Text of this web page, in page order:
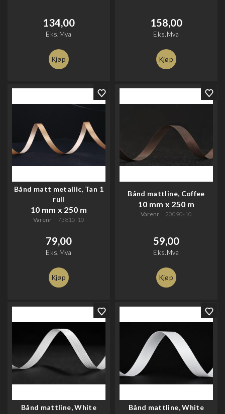
134,00
Eks.Mva
Kjøp
158,00
Eks.Mva
Kjøp
Bånd matt metallic, Tan 1
rull
10 mm x 250 m
Varenr 73815-10
79,00
Eks.Mva
Kjøp
Bånd mattline, Coffee
10 mm x 250 m
Varenr 20090-10
59,00
Eks.Mva
Kjøp
Bånd mattline, White Bånd mattline, White